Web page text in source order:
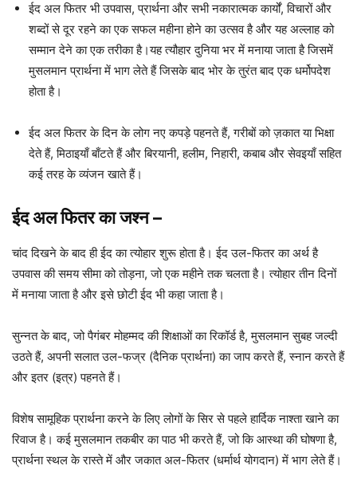
ईद अल फितर भी उपवास, प्रार्थना और सभी नकारात्मक कार्यों, विचारों और
शब्दों से दूर रहने का एक सफल महीना होने का उत्सव है और यह अल्लाह को
सम्मान देने का एक तरीका है।यह त्यौहार दुनिया भर में मनाया जाता है जिसमें
मुसलमान प्रार्थना में भाग लेते हैं जिसके बाद भोर के तुरंत बाद एक धर्मोपदेश
होता है।
ईद अल फितर के दिन के लोग नए कपड़े पहनते हैं, गरीबों को ज़कात या भिक्षा
देते हैं, मिठाइयाँ बाँटते हैं और बिरयानी, हलीम, निहारी, कबाब और सेवइयाँ सहित
कई तरह के व्यंजन खाते हैं।
ईद अल फितर का जश्न–
चांद दिखने के बाद ही ईद का त्योहार शुरू होता है। ईद उल-फितर का अर्थ है
उपवास की समय सीमा को तोड़ना, जो एक महीने तक चलता है। त्योहार तीन दिनों
में मनाया जाता है और इसे छोटी ईद भी कहा जाता है।
सुन्नत के बाद, जो पैगंबर मोहम्मद की शिक्षाओं का रिकॉर्ड है, मुसलमान सुबह जल्दी
उठते हैं, अपनी सलात उल-फज्र (दैनिक प्रार्थना) का जाप करते हैं, स्नान करते हैं
और इतर (इत्र) पहनते हैं।
विशेष सामूहिक प्रार्थना करने के लिए लोगों के सिर से पहले हार्दिक नाश्ता खाने का
रिवाज है। कई मुसलमान तकबीर का पाठ भी करते हैं, जो कि आस्था की घोषणा है,
प्रार्थना स्थल के रास्ते में और जकात अल-फितर (धर्मार्थ योगदान) में भाग लेते हैं।